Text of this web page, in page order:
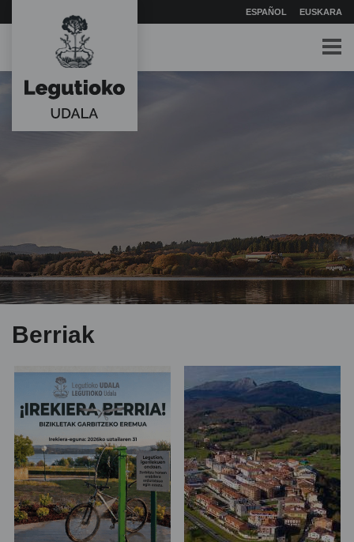
ESPAÑOL EUSKARA
Berriak